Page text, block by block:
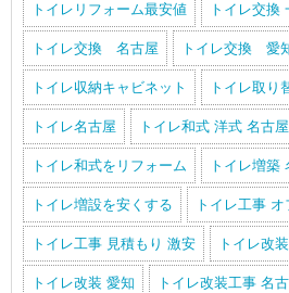
トイレリフォーム最安値 トイレ交換
トイレ交換 名古屋 トイレ交換 愛
トイレ収納キャビネット トイレ取り
トイレ名古屋 トイレ和式 洋式 名古屋
トイレ和式をリフォーム トイレ増築
トイレ増設を安くする トイレ工事 オ
トイレ工事 見積もり 激安 トイレ改
トイレ改装 愛知 トイレ改装工事 名